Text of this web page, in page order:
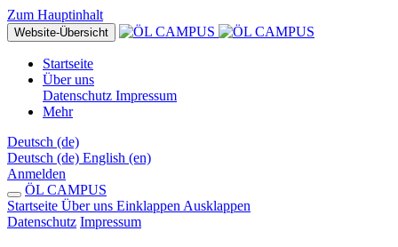
Zum Hauptinhalt
Website-Übersicht
Startseite
Über uns
Datenschutz Impressum
Mehr
Deutsch ‎(de)‎
Deutsch ‎(de)‎ English ‎(en)‎
Anmelden
ÖL CAMPUS
Startseite Über uns Einklappen Ausklappen
Datenschutz Impressum